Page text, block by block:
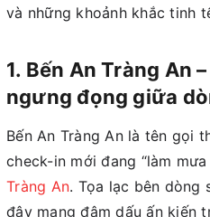
và những khoảnh khắc tinh
1. Bến An Tràng An
ngưng đọng giữa
Bến An Tràng An là tên gọi
check-in mới đang “làm
Tràng An. Tọa lạc bên dòng
đây mang đậm dấu ấn kiến